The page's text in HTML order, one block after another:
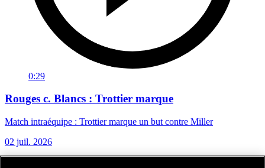
0:29
Rouges c. Blancs : Trottier marque
Match intraéquipe : Trottier marque un but contre Miller
02 juil. 2026